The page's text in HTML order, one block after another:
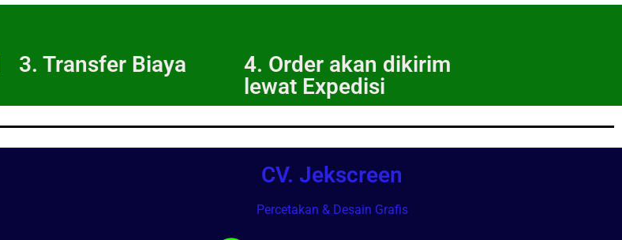
3. Transfer Biaya
4. Order akan dikirim
lewat Expedisi
CV. Jekscreen
Percetakan & Desain Grafis